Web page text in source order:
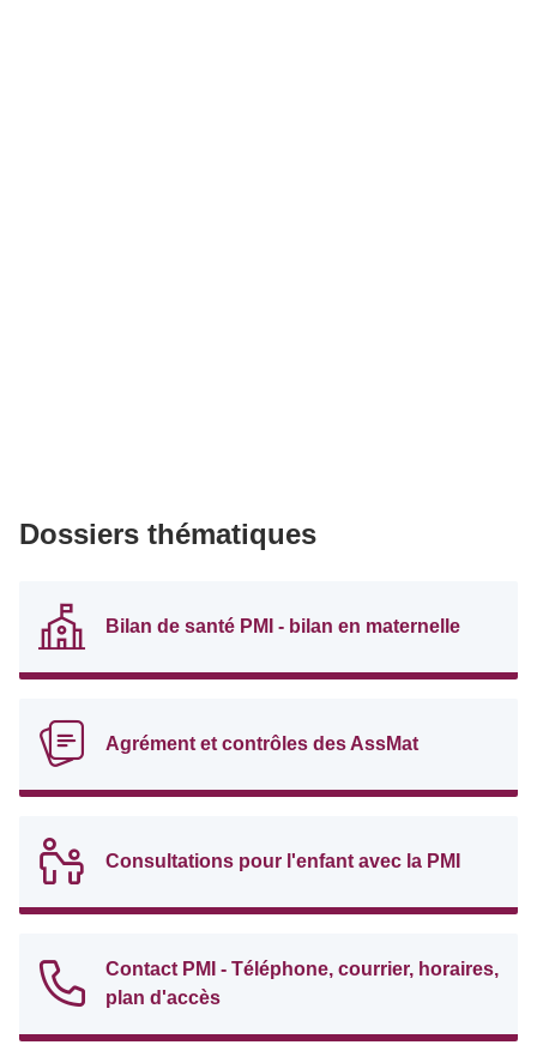
Dossiers thématiques
Bilan de santé PMI - bilan en maternelle
Agrément et contrôles des AssMat
Consultations pour l'enfant avec la PMI
Contact PMI - Téléphone, courrier, horaires,
plan d'accès